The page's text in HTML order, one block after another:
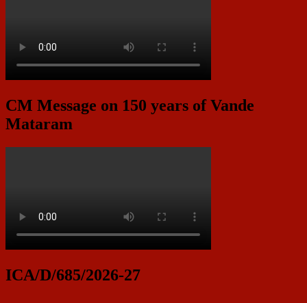
CM Message on 150 years of Vande
Mataram
ICA/D/685/2026-27